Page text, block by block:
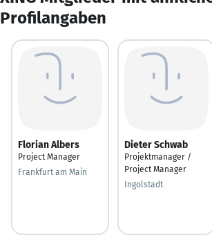
Profilangaben
Florian Albers
Project Manager
Frankfurt am Main
Dieter Schwab
Projektmanager /
Project Manager
Ingolstadt